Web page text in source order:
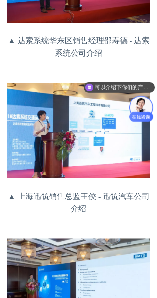
▲ 达索系统华东区销售经理邵寿德 - 达索
系统公司介绍
▲ 上海迅筑销售总监王佼 - 迅筑汽车公司
介绍
可以介绍下你们的产品么